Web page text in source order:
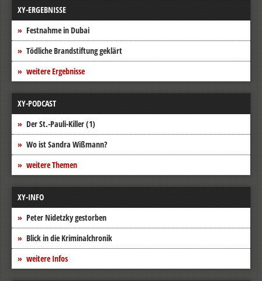
XY-ERGEBNISSE
Festnahme in Dubai
Tödliche Brandstiftung geklärt
weitere Ergebnisse
XY-PODCAST
Der St.-Pauli-Killer (1)
Wo ist Sandra Wißmann?
weitere Themen
XY-INFO
Peter Nidetzky gestorben
Blick in die Kriminalchronik
weitere Infos